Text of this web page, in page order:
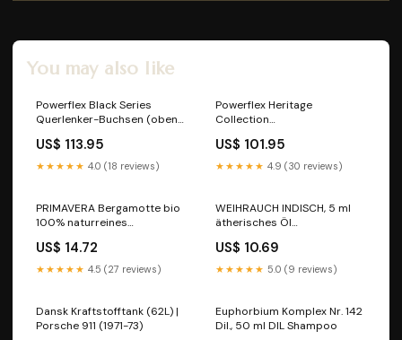
You may also like
Powerflex Black Series
Querlenker-Buchsen (oben
914
US$ 113.95
★★★★★ 4.0 (18 reviews)
Powerflex Heritage
Collection
Porsche 911 (1968-89)
US$ 101.95
★★★★★ 4.9 (30 reviews)
PRIMAVERA Bergamotte bio
100% naturreines
ätherisches Öl
Packungsgröße_20 g
US$ 14.72
★★★★★ 4.5 (27 reviews)
WEIHRAUCH INDISCH, 5 ml
ätherisches Öl
US$ 10.69
★★★★★ 5.0 (9 reviews)
Dansk Kraftstofftank (62L) |
Porsche 911 (1971-73)
Euphorbium Komplex Nr. 142
Dil., 50 ml DIL Shampoo